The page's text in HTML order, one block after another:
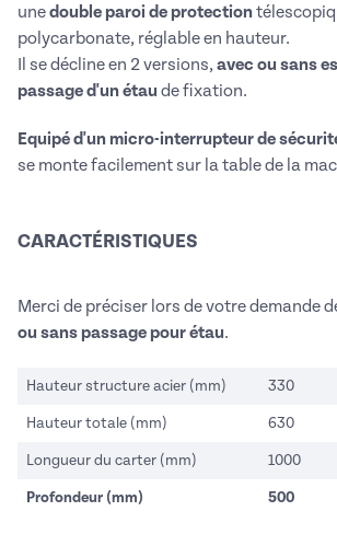
unedouble paroi de protection
polycarbonate, réglable en hauteur.
Il se décline en 2 versions, avec ou sans
passage d'un étau de fixation.
Equipé d'un micro-interrupteur de
se monte facilement sur la table de la
CARACTÉRISTIQUES
Merci de préciser lors de votre demande
ou sans passage pour étau.
Hauteur structure acier (mm) 330
Hauteur totale (mm) 630
Longueur du carter (mm) 1000
Profondeur (mm) 500